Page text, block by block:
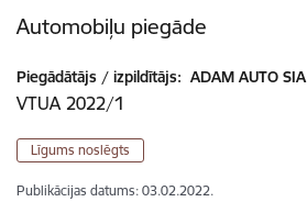
Automobiļu piegāde
Piegādātājs / izpildītājs: ADAM AUTO SIA
VTUA 2022/1
Līgums noslēgts
Publikācijas datums: 03.02.2022.